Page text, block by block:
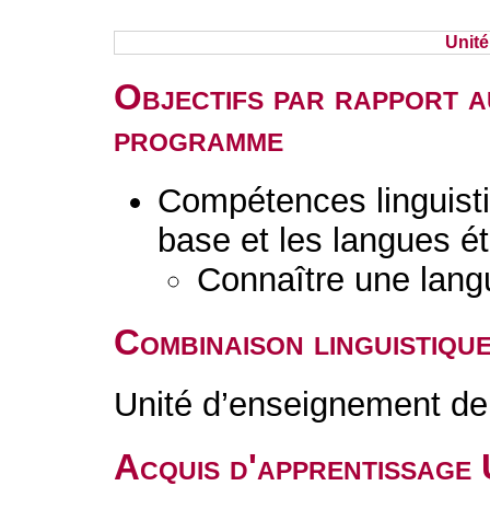
Objectifs par rapport
programme
Compétences
base et les langues
Connaître une
Combinaison
Unité d’enseignement
Acquis d'apprentissage